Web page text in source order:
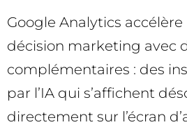
Google Analytics
décision marketing avec
complémentaires : des
par l’IA qui s’affichent
directement sur l’écran